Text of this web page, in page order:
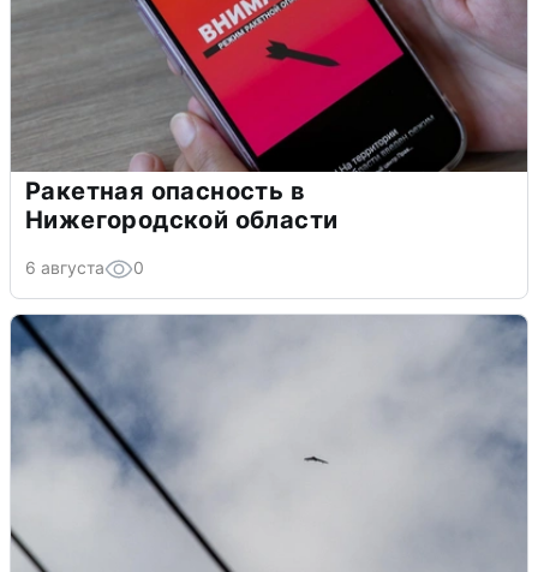
Ракетная опасность в
Нижегородской области
6 августа 0